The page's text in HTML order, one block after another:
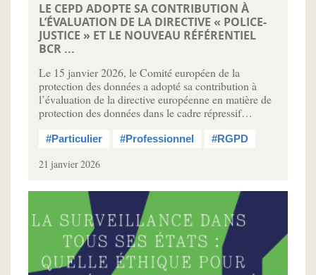
LE CEPD ADOPTE SA CONTRIBUTION À
L’ÉVALUATION DE LA DIRECTIVE « POLICE-
JUSTICE » ET LE NOUVEAU RÉFÉRENTIEL
BCR ...
Le 15 janvier 2026, le Comité européen de la
protection des données a adopté sa contribution à
l’évaluation de la directive européenne en matière de
protection des données dans le cadre répressif…
#Particulier #Professionnel #RGPD
21 janvier 2026